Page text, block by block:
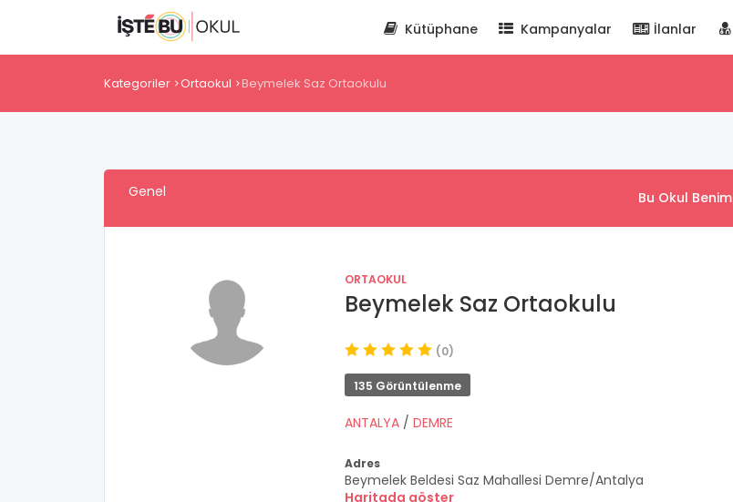
Kütüphane Kampanyalar İlanlar
Kategoriler Ortaokul Beymelek Saz Ortaokulu
Genel Bu Okul Benim
ORTAOKUL
Beymelek Saz Ortaokulu
(0)
135 Görüntülenme
ANTALYA / DEMRE
Adres
Beymelek Beldesi Saz Mahallesi Demre/Antalya
Haritada göster